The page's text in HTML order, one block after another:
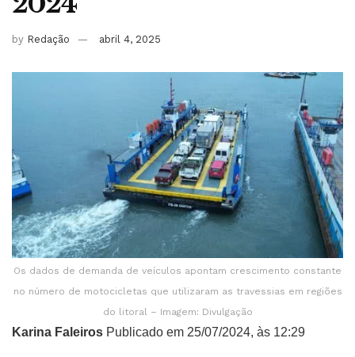
by Redação abril 4, 2025
Os dados de demanda de veículos apontam crescimento constante
no número de motocicletas que utilizaram as travessias em regiões
do litoral – Imagem: Divulgação
Karina Faleiros Publicado em 25/07/2024, às 12:29